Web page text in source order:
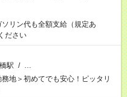
リン代も全額支給（規定あ
ださい
駅 / …
地＞初めてでも安心！ピッタリ